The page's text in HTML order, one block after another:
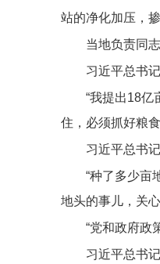
站的净化加压，
当地负责同
习近平总书
“我提出18
住，必须抓好粮
习近平总书
“种了多少亩
地头的事儿，关
“党和政府政
习近平总书